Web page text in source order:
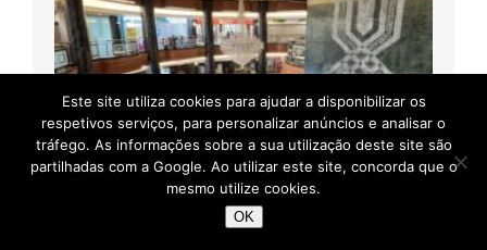
Este site utiliza cookies para ajudar a disponibilizar os
respetivos serviços, para personalizar anúncios e analisar o
tráfego. As informações sobre a sua utilização deste site são
partilhadas com a Google. Ao utilizar este site, concorda que o
mesmo utilize cookies.
OK